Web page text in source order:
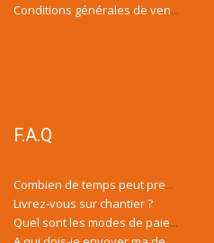
Conditions générales de ventes
F.A.Q
Combien de temps peut prendre ma demande de devis ?
Livrez-vous sur chantier ?
Quel sont les modes de paiement ?